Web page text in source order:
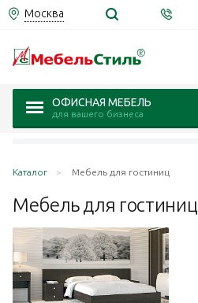
Москва
ОФИСНАЯ МЕБЕЛЬ
для вашего бизнеса
Каталог Мебель для гостиниц
Мебель для гостиниц